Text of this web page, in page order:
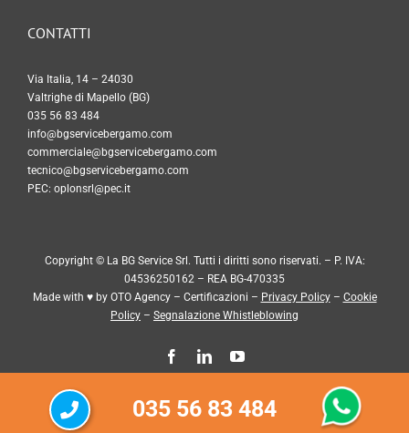
035 56 83 484
CONTATTI
Via Italia, 14 – 24030
Valtrighe di Mapello (BG)
035 56 83 484
info@bgservicebergamo.com
commerciale@bgservicebergamo.com
tecnico@bgservicebergamo.com
PEC: oplonsrl@pec.it
Copyright © La BG Service Srl. Tutti i diritti sono riservati. – P. IVA:
04536250162 – REA BG-470335
Made with ♥ by OTO Agency– Certificazioni – Privacy Policy– Cookie
Policy – Segnalazione Whistleblowing